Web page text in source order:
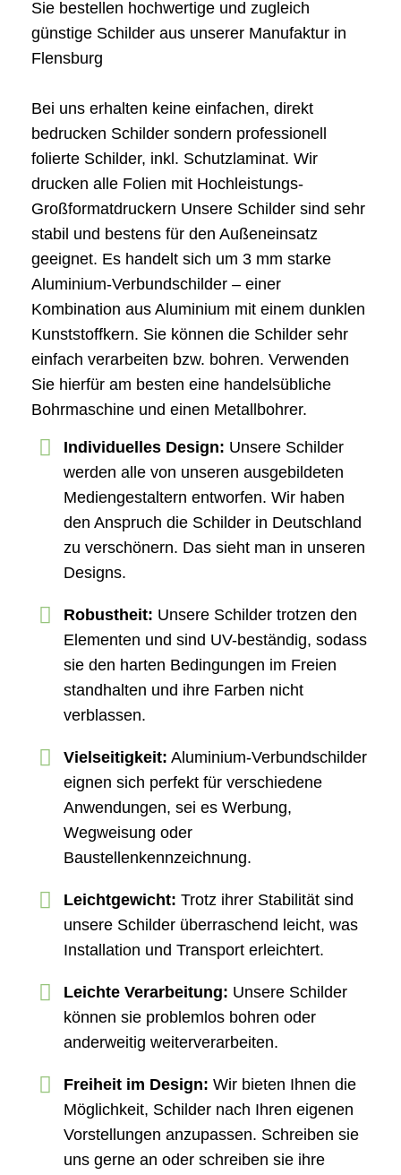
Sie bestellen hochwertige und zugleich
günstige Schilder aus unserer Manufaktur in
Flensburg
Bei uns erhalten keine einfachen, direkt
bedrucken Schilder sondern professionell
folierte Schilder, inkl. Schutzlaminat. Wir
drucken alle Folien mit Hochleistungs-
Großformatdruckern Unsere Schilder sind sehr
stabil und bestens für den Außeneinsatz
geeignet. Es handelt sich um 3 mm starke
Aluminium-Verbundschilder – einer
Kombination aus Aluminium mit einem dunklen
Kunststoffkern. Sie können die Schilder sehr
einfach verarbeiten bzw. bohren. Verwenden
Sie hierfür am besten eine handelsübliche
Bohrmaschine und einen Metallbohrer.
Individuelles Design: Unsere Schilder
werden alle von unseren ausgebildeten
Mediengestaltern entworfen. Wir haben
den Anspruch die Schilder in Deutschland
zu verschönern. Das sieht man in unseren
Designs.
Robustheit: Unsere Schilder trotzen den
Elementen und sind UV-beständig, sodass
sie den harten Bedingungen im Freien
standhalten und ihre Farben nicht
verblassen.
Vielseitigkeit: Aluminium-Verbundschilder
eignen sich perfekt für verschiedene
Anwendungen, sei es Werbung,
Wegweisung oder
Baustellenkennzeichnung.
Leichtgewicht:Trotz ihrer Stabilität sind
unsere Schilder überraschend leicht, was
Installation und Transport erleichtert.
Leichte Verarbeitung: Unsere Schilder
können sie problemlos bohren oder
anderweitig weiterverarbeiten.
Freiheit im Design:Wir bieten Ihnen die
Möglichkeit, Schilder nach Ihren eigenen
Vorstellungen anzupassen. Schreiben sie
uns gerne an oder schreiben sie ihre